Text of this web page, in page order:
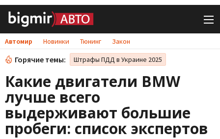
Автомир Новинки Тюнинг Закон
Горячие темы: Штрафы ПДД в Украине 2025
Какие двигатели BMW
лучше всего
выдерживают большие
пробеги: список экспертов